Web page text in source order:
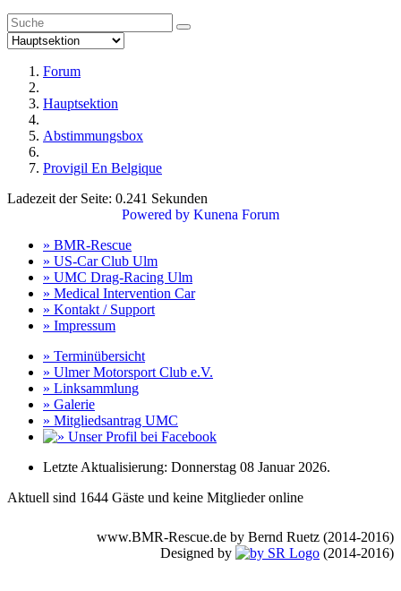
Forum
Hauptsektion
Abstimmungsbox
Provigil En Belgique
Ladezeit der Seite: 0.241 Sekunden
Powered by Kunena Forum
» BMR-Rescue
» US-Car Club Ulm
» UMC Drag-Racing Ulm
» Medical Intervention Car
» Kontakt / Support
» Impressum
» Terminübersicht
» Ulmer Motorsport Club e.V.
» Linksammlung
» Galerie
» Mitgliedsantrag UMC
Letzte Aktualisierung: Donnerstag 08 Januar 2026.
Aktuell sind 1644 Gäste und keine Mitglieder online
www.BMR-Rescue.de by Bernd Ruetz (2014-2016)
Designed by
(2014-2016)